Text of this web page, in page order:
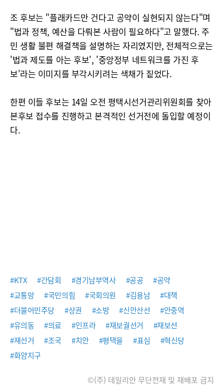
조 후보는 "플래카드만 건다고 공약이 실현되지 않는다"며
"법과 정책, 예산을 다뤄본 사람이 필요하다"고 말했다. 주
민 생활 불편 해결책을 설명하는 자리였지만, 전체적으로는
'법과 제도를 아는 후보', '중앙정부 네트워크를 가진 후
보'라는 이미지를 부각시키려는 색채가 짙었다.
한편 이들 후보는 14일 오전 평택시선거관리위원회를 찾아
본후보 접수를 진행하고 본격적인 선거전에 돌입할 예정이
다.
#KTX #간담회 #경기남부역사 #공공
#공약
#교통망
#국민의힘 #국회의원 #김용남
#대책
#더불어민주당
#상권 #소방 #신안산선
#안중역
#유의동
#의료 #인프라 #재보궐선거
#재보선
#재선거
#조국 #치안 #평택을 #표심
#혁신당
#화양지구
©(주) 데일리안 무단전재 및 재배포 금지